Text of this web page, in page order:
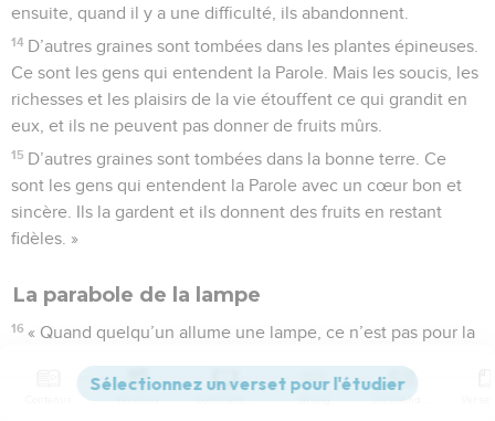
ensuite, quand il y a une difficulté, ils abandonnent.
14 D’autres graines sont tombées dans les plantes épineuses.
Ce sont les gens qui entendent la Parole. Mais les soucis, les
richesses et les plaisirs de la vie étouffent ce qui grandit en
eux, et ils ne peuvent pas donner de fruits mûrs.
15 D’autres graines sont tombées dans la bonne terre. Ce
sont les gens qui entendent la Parole avec un cœur bon et
sincère. Ils la gardent et ils donnent des fruits en restant
fidèles. »
La parabole de la lampe
16 « Quand quelqu’un allume une lampe, ce n’est pas pour la
contraire, il la place bien en haut. Alors, ceux qui entrent
Versions Commentaires Strong